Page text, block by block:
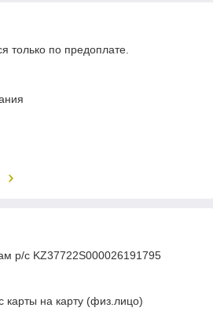
только по предоплате.
р/с KZ37722S000026191795
карты на карту (физ.лицо)